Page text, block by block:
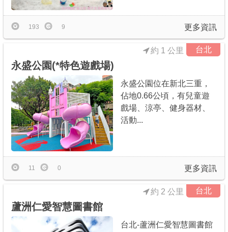
更多資訊
193 9
台北
永盛公園(*特色遊戲場)
約 1 公里
永盛公園位在新北三重，
佔地0.66公頃，有兒童遊
戲場、涼亭、健身器材、
活動...
更多資訊
11 0
台北
蘆洲仁愛智慧圖書館
約 2 公里
台北-蘆洲仁愛智慧圖書館